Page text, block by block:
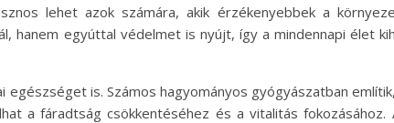
lehet azok számára, akik érzékenyebbek a
hanem egyúttal védelmet is nyújt, így a mindennapi élet
is. Számos hagyományos gyógyászatban
a fáradtság csökkentéséhez és a vitalitás